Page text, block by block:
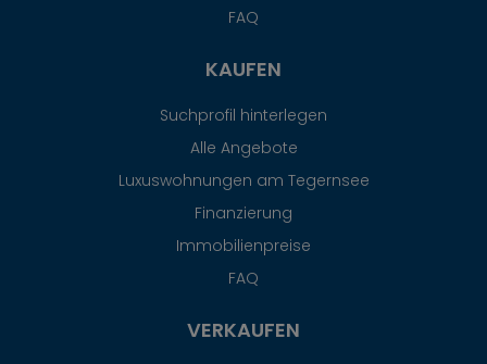
FAQ
KAUFEN
Suchprofil hinterlegen
Alle Angebote
Luxuswohnungen am Tegernsee
Finanzierung
Immobilienpreise
FAQ
VERKAUFEN